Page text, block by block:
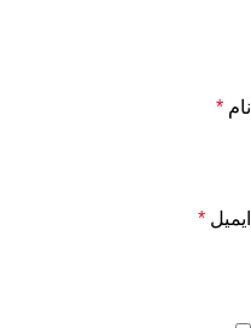
نام *
ایمیل *